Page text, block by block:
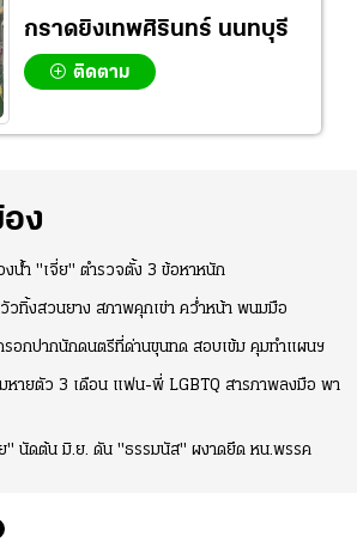
กราดยิงเทพศิรินทร์ นนทบุรี
ติดตาม
ง
น้ำ "เจี่ย" ตำรวจตั้ง 3 ข้อหาหนัก
วทิ้งสวนยาง สภาพคุกเข่า คว่ำหน้า พนมมือ
อกปากนักดนตรีที่ด่านขุนทด สอบเข้ม คุมทำแผนฯ
ายตัว 3 เดือน แฟน-พี่ LGBTQ สารภาพลงมือ พา
" นัดต้น มิ.ย. ดัน "ธรรมนัส" ผงาดยึด หน.พรรค